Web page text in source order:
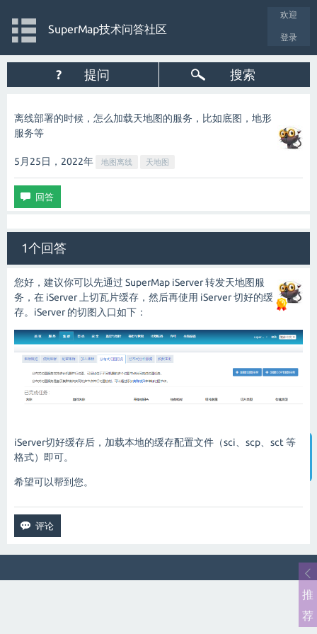
欢迎
登录
SuperMap技术问答社区
? 提问 搜索
离线部署的时候，怎么加载天地图的服务，比如底图，地形
服务等
5月25日，2022年 地图离线 天地图
1个回答
您好，建议你可以先通过 SuperMap iServer 转发天地图服
务，在 iServer 上切瓦片缓存，然后再使用 iServer 切好的缓
存。iServer 的切图入口如下：
iServer切好缓存后，加载本地的缓存配置文件（sci、scp、sct 等
格式）即可。
希望可以帮到您。